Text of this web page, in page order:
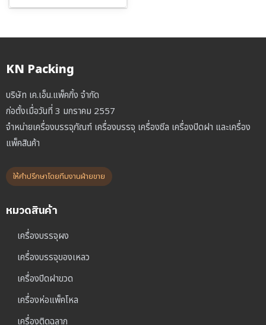
KN Packing
บริษัท เค.เอ็น.แพ็คกิ้ง จำกัด
ก่อตั้งเมื่อวันที่ 3 มกราคม 2557
จำหน่ายเครื่องบรรจุภัณฑ์ เครื่องบรรจุ เครื่องซีล เครื่องปิดฝา และเครื่อง
แพ็คสินค้า
ให้คำปรึกษาโดยทีมงานฝ่ายขาย
หมวดสินค้า
เครื่องบรรจุผง
เครื่องบรรจุของเหลว
เครื่องปิดฝาขวด
เครื่องห่อแพ็คโหล
เครื่องติดฉลาก